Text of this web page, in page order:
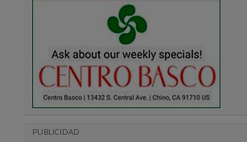
PUBLICIDAD